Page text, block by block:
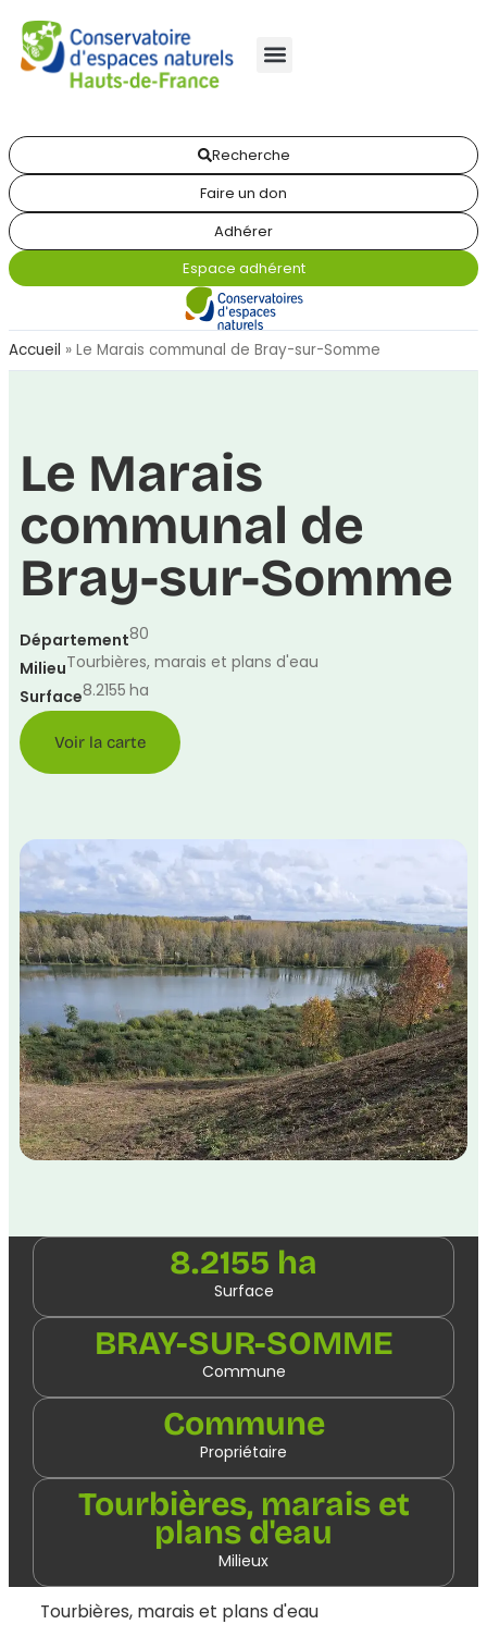
Recherche
Faire un don
Adhérer
Espace adhérent
Accueil » Le Marais communal de Bray-sur-Somme
Le Marais
communal de
Bray-sur-Somme
Département80
MilieuTourbières, marais et plans d'eau
Surface8.2155 ha
Voir la carte
8.2155 ha
Surface
BRAY-SUR-SOMME
Commune
Commune
Propriétaire
Tourbières, marais et
plans d'eau
Milieux
Tourbières, marais et plans d'eau